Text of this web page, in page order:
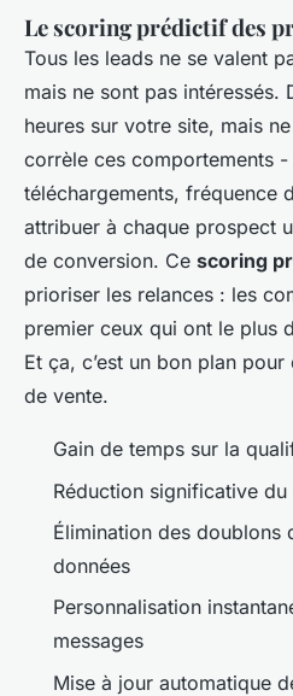
Le scoring prédictif des
Tous les leads ne se valent
mais ne sont pas intéressés.
heures sur votre site, mais
corrèle ces comportements
téléchargements, fréquence
attribuer à chaque prospect
de conversion. Ce scoring
prioriser les relances : les
premier ceux qui ont le plus
Et ça, c’est un bon plan
de vente.
Gain de temps sur la
Réduction significative
Élimination des doublons
données
Personnalisation
messages
Mise à jour automatique